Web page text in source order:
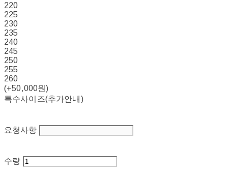
220
225
230
235
240
245
250
255
260
(+50,000원)
특수사이즈(추가안내)
요청사항
수량